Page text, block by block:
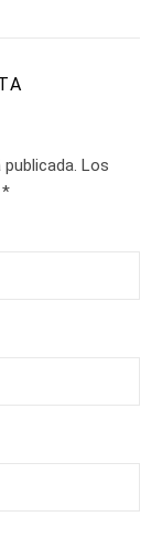
Los
*